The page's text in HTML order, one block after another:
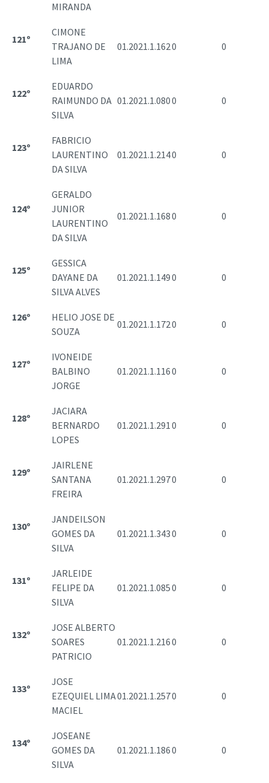
MIRANDA
121º
CIMONE
TRAJANO DE
LIMA
01.2021.1.1620 0
122º
EDUARDO
RAIMUNDO DA
SILVA
01.2021.1.0800 0
123º
FABRICIO
LAURENTINO
DA SILVA
01.2021.1.2140 0
124º
GERALDO
JUNIOR
LAURENTINO
DA SILVA
01.2021.1.1680 0
125º
GESSICA
DAYANE DA
SILVA ALVES
01.2021.1.1490 0
126º
HELIO JOSE DE
SOUZA
01.2021.1.1720 0
127º
IVONEIDE
BALBINO
JORGE
01.2021.1.1160 0
128º
JACIARA
BERNARDO
LOPES
01.2021.1.2910 0
129º
JAIRLENE
SANTANA
FREIRA
01.2021.1.2970 0
130º
JANDEILSON
GOMES DA
SILVA
01.2021.1.3430 0
131º
JARLEIDE
FELIPE DA
SILVA
01.2021.1.0850 0
132º
JOSE ALBERTO
SOARES
PATRICIO
01.2021.1.2160 0
133º
JOSE
EZEQUIEL LIMA
MACIEL
01.2021.1.2570 0
134º
JOSEANE
GOMES DA
SILVA
01.2021.1.1860 0